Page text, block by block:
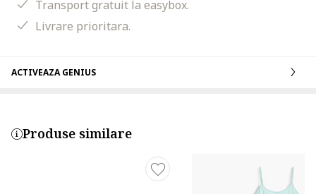
Transport gratuit la easybox.
Livrare prioritara.
ACTIVEAZA GENIUS
Produse similare